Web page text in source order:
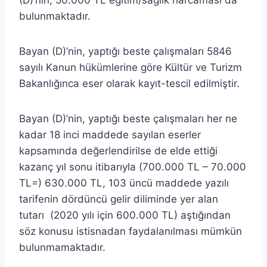
bulunmaktadır.
Bayan (D)’nin, yaptığı beste çalışmaları 5846
sayılı Kanun hükümlerine göre Kültür ve Turizm
Bakanlığınca eser olarak kayıt-tescil edilmiştir.
Bayan (D)’nin, yaptığı beste çalışmaları her ne
kadar 18 inci maddede sayılan eserler
kapsamında değerlendirilse de elde ettiği
kazanç yıl sonu itibarıyla (700.000 TL – 70.000
TL=) 630.000 TL, 103 üncü maddede yazılı
tarifenin dördüncü gelir diliminde yer alan
tutarı (2020 yılı için 600.000 TL) aştığından
söz konusu istisnadan faydalanılması mümkün
bulunmamaktadır.